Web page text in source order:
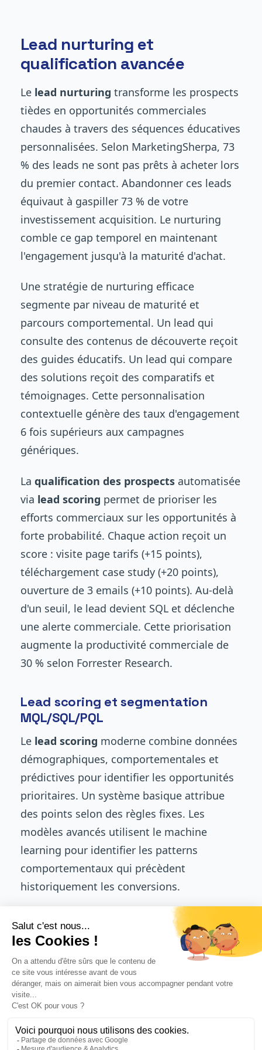
Lead nurturing et
qualification avancée
Le lead nurturing transforme les prospects
tièdes en opportunités commerciales
chaudes à travers des séquences éducatives
personnalisées. Selon MarketingSherpa, 73
% des leads ne sont pas prêts à acheter lors
du premier contact. Abandonner ces leads
équivaut à gaspiller 73 % de votre
investissement acquisition. Le nurturing
comble ce gap temporel en maintenant
l'engagement jusqu'à la maturité d'achat.
Une stratégie de nurturing efficace
segmente par niveau de maturité et
parcours comportemental. Un lead qui
consulte des contenus de découverte reçoit
des guides éducatifs. Un lead qui compare
des solutions reçoit des comparatifs et
témoignages. Cette personnalisation
contextuelle génère des taux d'engagement
6 fois supérieurs aux campagnes
génériques.
La qualification des prospects automatisée
via lead scoring permet de prioriser les
efforts commerciaux sur les opportunités à
forte probabilité. Chaque action reçoit un
score : visite page tarifs (+15 points),
téléchargement case study (+20 points),
ouverture de 3 emails (+10 points). Au-delà
d'un seuil, le lead devient SQL et déclenche
une alerte commerciale. Cette priorisation
augmente la productivité commerciale de
30 % selon Forrester Research.
Lead scoring et segmentation
MQL/SQL/PQL
Le lead scoring moderne combine données
démographiques, comportementales et
prédictives pour identifier les opportunités
prioritaires. Un système basique attribue
des points selon des règles fixes. Les
modèles avancés utilisent le machine
learning pour identifier les patterns
comportementaux qui précèdent
historiquement les conversions.
MQL SQL PQLstructure
votre tunnel de conversion. Les MQL
(Marketing Qualified Leads) ont atteint le
seuil d'engagement justifiant un nurturing
intensif. Les SQL (Sales Qualified Leads)
répondent aux critères BANT (Budget,
Authority, Need, Timeline) et méritent un
contact commercial direct. Les PQL (Product